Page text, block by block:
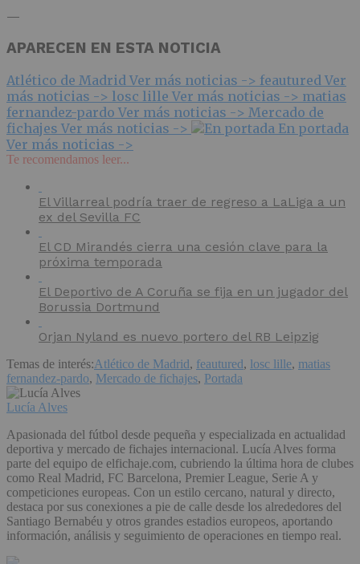
—
APARECEN EN ESTA NOTICIA
Atlético de Madrid Ver más noticias -> feautured Ver
más noticias -> losc lille Ver más noticias -> matias
fernandez-pardo Ver más noticias -> Mercado de
fichajes Ver más noticias ->
En portada
Ver más noticias ->
Te recomendamos leer...
El Villarreal podría traer de regreso a LaLiga a un
ex del Sevilla FC
El CD Mirandés cierra una cesión clave para la
próxima temporada
El Deportivo de A Coruña se fija en un jugador del
Borussia Dortmund
Orjan Nyland es nuevo portero del RB Leipzig
Temas de interés:Atlético de Madrid, feautured, losc lille, matias
fernandez-pardo, Mercado de fichajes, Portada
Lucía Alves
Apasionada del fútbol desde pequeña y especializada en actualidad
deportiva y mercado de fichajes internacional. Lucía Alves forma
parte del equipo de elfichaje.com, cubriendo la última hora de clubes
como Real Madrid, FC Barcelona, Premier League, Serie A y
competiciones europeas. Con un estilo cercano, natural y directo,
destaca por sus conexiones a pie de calle desde los alrededores del
Santiago Bernabéu y otros grandes estadios europeos, aportando
información, análisis y seguimiento de operaciones en tiempo real.